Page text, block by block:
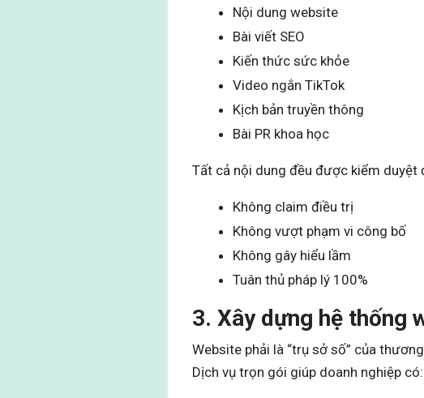
Nội dung website
Bài viết SEO
Kiến thức sức khỏe
Video ngắn TikTok
Kịch bản truyền thông
Bài PR khoa học
Tất cả nội dung đều được kiểm duyệt
Không claim điều trị
Không vượt phạm vi công bố
Không gây hiểu lầm
Tuân thủ pháp lý 100%
3. Xây dựng hệ thống
Website phải là “trụ sở số” của
Dịch vụ trọn gói giúp doanh nghiệp có: